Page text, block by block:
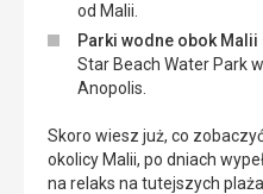
od Malii.
Parki wodne obok Malii
Star Beach Water Park
Anopolis.
Skoro wiesz już, co
okolicy Malii, po dniach
na relaks na tutejszych